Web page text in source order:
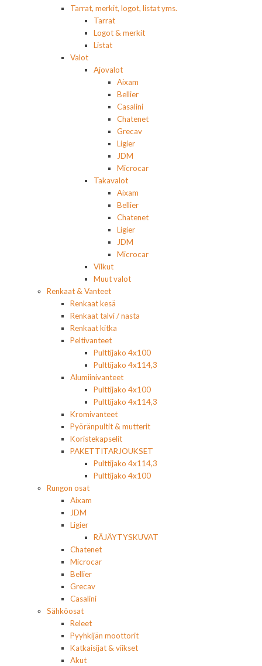
Tarrat, merkit, logot, listat yms.
Tarrat
Logot & merkit
Listat
Valot
Ajovalot
Aixam
Bellier
Casalini
Chatenet
Grecav
Ligier
JDM
Microcar
Takavalot
Aixam
Bellier
Chatenet
Ligier
JDM
Microcar
Vilkut
Muut valot
Renkaat & Vanteet
Renkaat kesä
Renkaat talvi / nasta
Renkaat kitka
Peltivanteet
Pulttijako 4x100
Pulttijako 4x114,3
Alumiinivanteet
Pulttijako 4x100
Pulttijako 4x114,3
Kromivanteet
Pyöränpultit & mutterit
Koristekapselit
PAKETTITARJOUKSET
Pulttijako 4x114,3
Pulttijako 4x100
Rungon osat
Aixam
JDM
Ligier
RÄJÄYTYSKUVAT
Chatenet
Microcar
Bellier
Grecav
Casalini
Sähköosat
Releet
Pyyhkijän moottorit
Katkaisijat & viikset
Akut